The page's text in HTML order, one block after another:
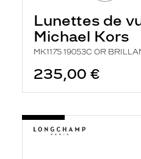
Lunettes de
Michael Kors
MK1175 19053C OR
235,00 €